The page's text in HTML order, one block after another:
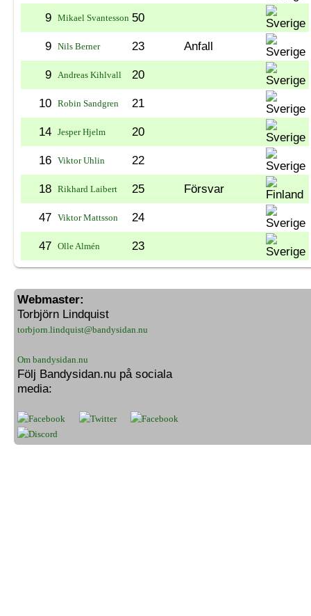
9 Mikael Svantesson 50
9 Nils Berner 23 Anfall
9 Andreas Kihlvall 20
10 Robin Sandgren 21
14 Jesper Hjelm 20
16 Viktor Uhlin 22
18 Rikhard Laibert 25 Försvar
47 Viktor Mattsson 24
47 Olle Almén 23
Webmaster:
Torbjörn Lindquist
torbjorn.lindquist@bandysidan.nu
Om bandysidan.nu
Följ Bandysidan.nu på sociala
media: